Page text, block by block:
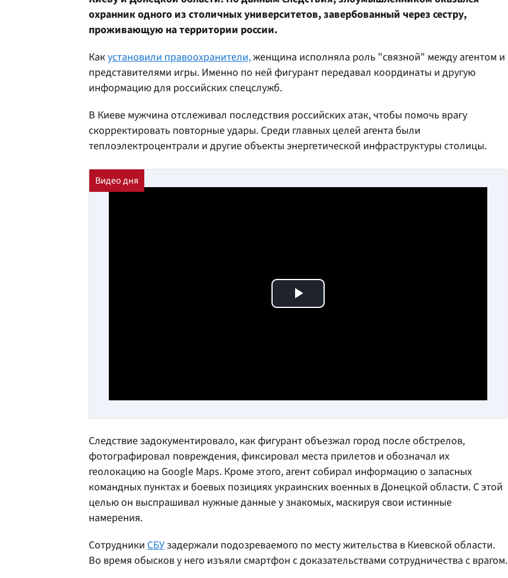
охранник одного из столичных университетов, завербованный через сестру,
проживающую на территории россии.
Какустановили правоохранители,женщина исполняла роль "связной" между агентом и
представителями игры. Именно по ней фигурант передавал координаты и другую
информацию для российских спецслужб.
В Киеве мужчина отслеживал последствия российских атак, чтобы помочь врагу
скорректировать повторные удары. Среди главных целей агента были
теплоэлектроцентрали и другие объекты энергетической инфраструктуры столицы.
Play Video
Следствие задокументировало, как фигурант объезжал город после обстрелов,
фотографировал повреждения, фиксировал места прилетов и обозначал их
геолокацию на Google Maps. Кроме этого, агент собирал информацию о запасных
командных пунктах и боевых позициях украинских военных в Донецкой области. С этой
целью он выспрашивал нужные данные у знакомых, маскируя свои истинные
намерения.
Сотрудники СБУ задержали подозреваемого по месту жительства в Киевской области.
Во время обысков у него изъяли смартфон с доказательствами сотрудничества с врагом.